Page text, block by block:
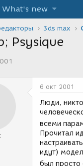
What's new
3ds max
Psysique
6 окт 2001
Люди,
всеми
Прочитал
идут)
был просто